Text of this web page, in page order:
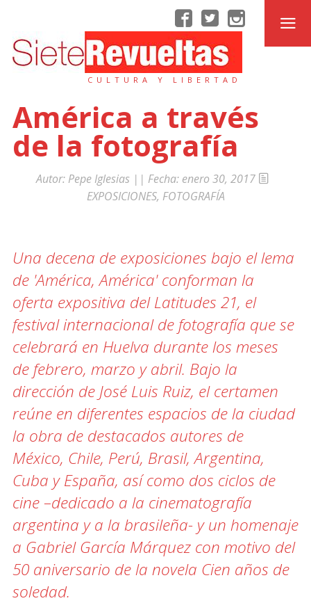
CULTURA Y LIBERTAD
América a través
de la fotografía
Autor: Pepe Iglesias || Fecha: enero 30, 2017
EXPOSICIONES, FOTOGRAFÍA
Una decena de exposiciones bajo el lema
de 'América, América' conforman la
oferta expositiva del Latitudes 21, el
festival internacional de fotografía que se
celebrará en Huelva durante los meses
de febrero, marzo y abril. Bajo la
dirección de José Luis Ruiz, el certamen
reúne en diferentes espacios de la ciudad
la obra de destacados autores de
México, Chile, Perú, Brasil, Argentina,
Cuba y España, así como dos ciclos de
cine –dedicado a la cinematografía
argentina y a la brasileña- y un homenaje
a Gabriel García Márquez con motivo del
50 aniversario de la novela Cien años de
soledad.